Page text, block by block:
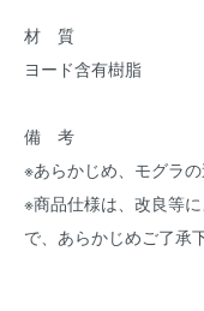
材 質
ヨード含有樹脂
備 考
※あらかじめ、モグラ
※商品仕様は、改良等
で、あらかじめご了承